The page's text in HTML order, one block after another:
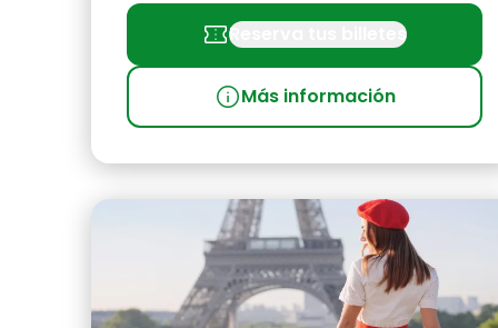
confirmation_numberReserva tus billetes
infoMás información